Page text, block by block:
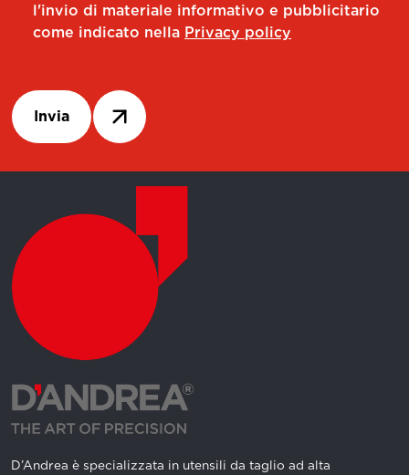
l'invio di materiale informativo e pubblicitario
come indicato nella Privacy policy
Invia
D’Andrea è specializzata in utensili da taglio ad alta